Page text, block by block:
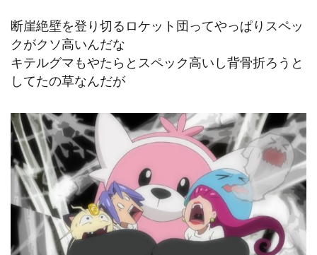
断崖絶壁を登り切るロケット団ってやっぱりスペッ
クがクソ高いんだな
キテルグマもやたらとスペック高いし背骨折ろうと
してたの草なんだが